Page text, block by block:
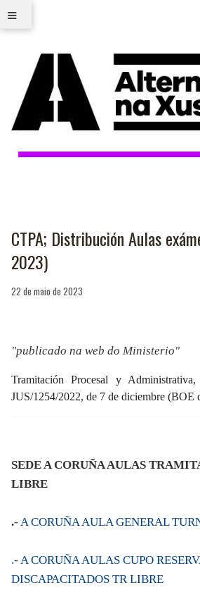
≡
CTPA; Distribución Aulas
2023)
22 de maio de 2023
"publicado na web do Ministerio"
Tramitación Procesal y
JUS/1254/2022, de 7 de diciembre (BOE
SEDE A CORUÑA AULAS
LIBRE
.- A CORUÑA AULA GENERAL
.- A CORUÑA AULAS CUPO
DISCAPACITADOS TR LIBRE